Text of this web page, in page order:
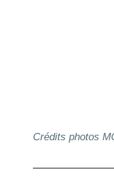
Crédits photos